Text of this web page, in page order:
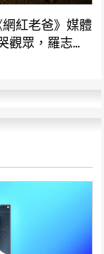
紅老爸》媒體
觀眾，羅志